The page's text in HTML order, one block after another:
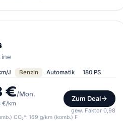
J Benzin Automatik 180 PS
€/Mon.
€/km
Zum Deal
gew. Faktor 0,98
CO₂*: 169 g/km (komb.) F